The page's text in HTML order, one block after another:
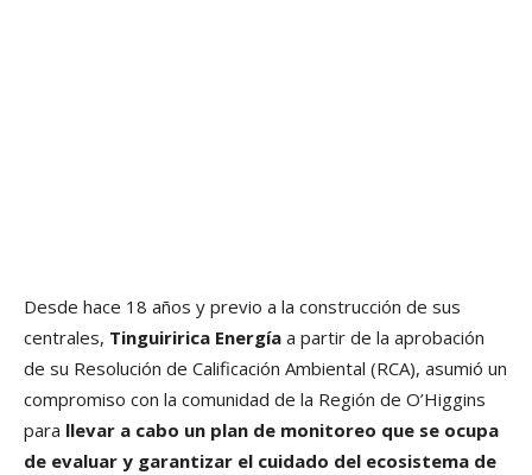
Desde hace 18 años y previo a la construcción de sus
centrales, Tinguiririca Energía a partir de la aprobación
de su Resolución de Calificación Ambiental (RCA), asumió un
compromiso con la comunidad de la Región de O’Higgins
para llevar a cabo un plan de monitoreo que se ocupa
de evaluar y garantizar el cuidado del ecosistema de